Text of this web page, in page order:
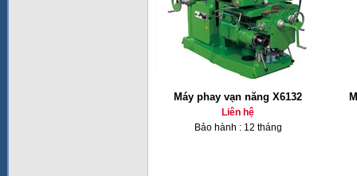
Máy phay vạn năng X6132
Liên hệ
Bảo hành : 12 tháng